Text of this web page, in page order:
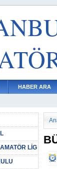
HABER ARA
LİG